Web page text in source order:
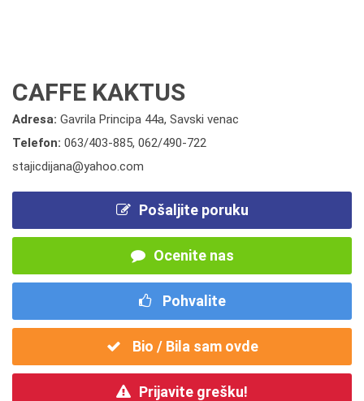
CAFFE KAKTUS
Adresa: Gavrila Principa 44a, Savski venac
Telefon: 063/403-885, 062/490-722
stajicdijana@yahoo.com
Pošaljite poruku
Ocenite nas
Pohvalite
Bio / Bila sam ovde
Prijavite grešku!